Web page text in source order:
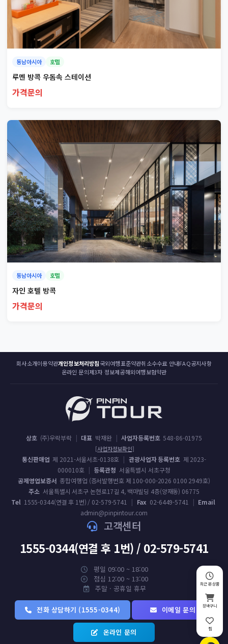
동남아시아 호텔
루멘 방콕 우돔속 스테이션
가격문의
동남아시아 호텔
자인 호텔 방콕
가격문의
회사소개이용약관개인정보처리방침국외여행표준약관취소수수료 안내FAQ공지사항
온라인 문의제3자 정보제공해외여행보험약관
상호 (주)우락부락 | 대표 박재완 | 사업자등록번호 548-86-01975
[사업자정보확인]
통신판매업 제 2021-서울서초-0138호 | 관광사업자 등록번호 제 2023-
000010호 | 등록관청 서울특별시 서초구청
공제영업보증서 종합여행업 (증서발행번호 제 100-000-2026 0100 2949호)
주소 서울특별시 서초구 논현로17길 4, 백마빌딩 4층(양재동) 06775
Tel 1555-0344(연결 후 1번) / 02-579-5741 | Fax 02-6449-5741 | Email
admin@pinpintour.com
고객센터
1555-0344(연결 후 1번) / 02-579-5741
평일 09:00 ~ 18:00
점심 12:00 ~ 13:00
주말 · 공휴일 휴무
전화 상담하기 (1555-0344) 이메일 문의
온라인 문의
최근 본 상품
장바구니
찜